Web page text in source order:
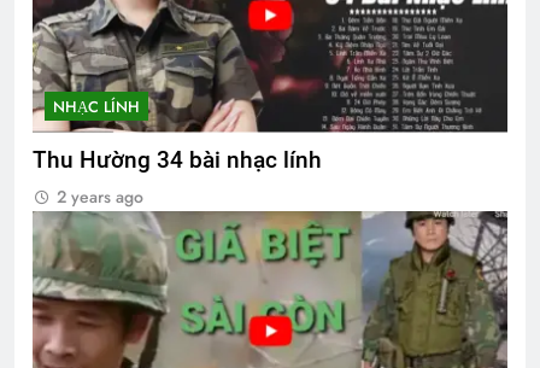
NHẠC LÍNH
Thu Hường 34 bài nhạc lính
2 years ago